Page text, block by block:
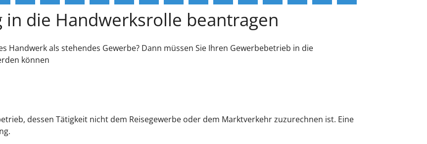
in die Handwerksrolle beantragen
Handwerk als stehendes Gewerbe? Dann müssen Sie Ihren Gewerbebetrieb in die
können
dessen Tätigkeit nicht dem Reisegewerbe oder dem Marktverkehr zuzurechnen ist. Eine